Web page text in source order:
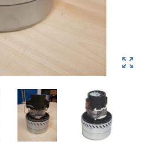
zoom_out_map